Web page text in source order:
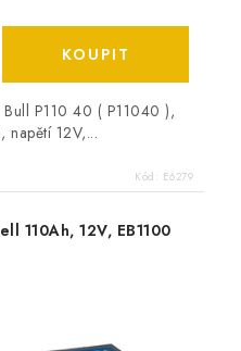
P110 40 ( P11040 ),
napětí 12V,...
Kód: E6279
110Ah, 12V, EB1100